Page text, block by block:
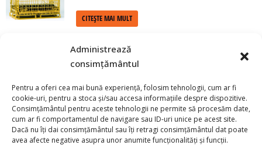
Administrează
consimțământul
Pentru a oferi cea mai bună experiență, folosim tehnologii, cum ar fi
cookie-uri, pentru a stoca și/sau accesa informațiile despre dispozitive.
Consimțământul pentru aceste tehnologii ne permite să procesăm date,
cum ar fi comportamentul de navigare sau ID-uri unice pe acest site.
Dacă nu îți dai consimțământul sau îți retragi consimțământul dat poate
avea afecte negative asupra unor anumite funcționalități și funcții.
CITEȘTE MAI MULT
Container Mobil cu Pereti din Grilaj
Vertical – 2m³
CITEȘTE MAI MULT
Container Mobil cu Pereti din Grilaj
Alsacia 600